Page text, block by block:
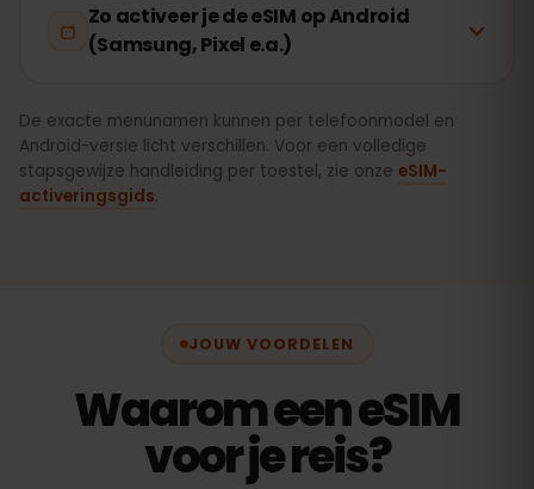
Zo activeer je de eSIM op Android
(Samsung, Pixel e.a.)
De exacte menunamen kunnen per telefoonmodel en
Android-versie licht verschillen. Voor een volledige
stapsgewijze handleiding per toestel, zie onze eSIM-
activeringsgids.
JOUW VOORDELEN
Waarom een eSIM
voor je reis?